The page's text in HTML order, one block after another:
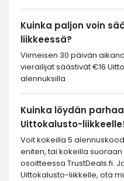
Kuinka paljon voin
liikkeessä?
Viimeisen 30 päivän
vierailijat säästivät €16
alennuksilla
Kuinka löydän
Uittokalusto-
Voit kokeilla 5
eniten, tai kokeilla
osoitteessa TrustDeals.fi.
Uittokalusto-liikkelle, ota